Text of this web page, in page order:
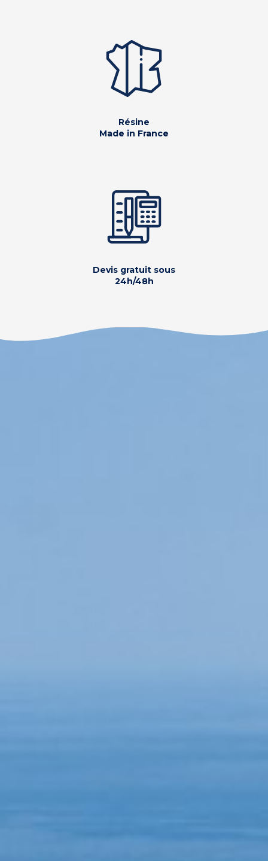
Résine
Made in France
Devis gratuit sous
24h/48h